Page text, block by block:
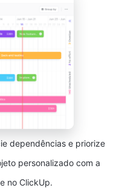
dependências e priorize
personalizado com a
no ClickUp.